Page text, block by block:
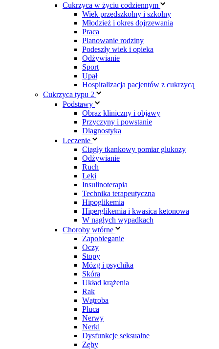
Cukrzyca w życiu codziennym
Wiek przedszkolny i szkolny
Młodzież i okres dojrzewania
Praca
Planowanie rodziny
Podeszły wiek i opieka
Odżywianie
Sport
Upał
Hospitalizacja pacjentów z cukrzycą
Cukrzyca typu 2
Podstawy
Obraz kliniczny i objawy
Przyczyny i powstanie
Diagnostyka
Leczenie
Ciągły tkankowy pomiar glukozy
Odżywianie
Ruch
Leki
Insulinoterapia
Technika terapeutyczna
Hipoglikemia
Hiperglikemia i kwasica ketonowa
W nagłych wypadkach
Choroby wtórne
Zapobieganie
Oczy
Stopy
Mózg i psychika
Skóra
Układ krążenia
Rak
Wątroba
Płuca
Nerwy
Nerki
Dysfunkcje seksualne
Zęby